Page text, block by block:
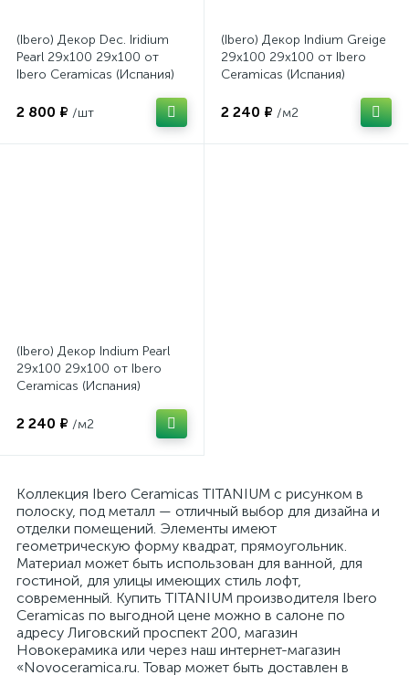
(Ibero) Декор Dec. Iridium
Pearl 29x100 29x100 от
Ibero Ceramicas (Испания)
2 800 ₽ /шт
(Ibero) Декор Indium Greige
29x100 29x100 от Ibero
Ceramicas (Испания)
2 240 ₽ /м2
(Ibero) Декор Indium Pearl
29x100 29x100 от Ibero
Ceramicas (Испания)
2 240 ₽ /м2
Коллекция Ibero Ceramicas TITANIUM с рисунком в
полоску, под металл — отличный выбор для дизайна и
отделки помещений. Элементы имеют
геометрическую форму квадрат, прямоугольник.
Материал может быть использован для ванной, для
гостиной, для улицы имеющих стиль лофт,
современный. Купить TITANIUM производителя Ibero
Ceramicas по выгодной цене можно в салоне по
адресу Лиговский проспект 200, магазин
Новокерамика или через наш интернет-магазин
«Novoceramica.ru. Товар может быть доставлен в